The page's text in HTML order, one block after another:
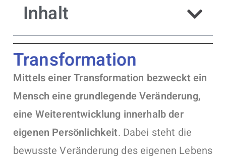
Inhalt
Transformation
Mittels einer Transformation bezweckt ein
Mensch eine grundlegende Veränderung,
eine Weiterentwicklung innerhalb der
eigenen Persönlichkeit. Dabei steht die
bewusste Veränderung des eigenen Lebens